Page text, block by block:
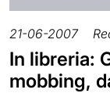
21-06-2007
In libreria:
mobbing,